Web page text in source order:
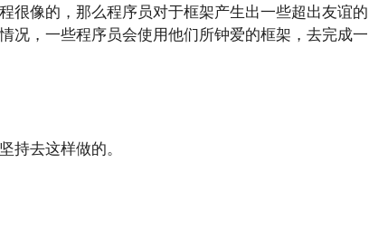
很像的，那么程序员对于框架产生出一些超出友谊的
况，一些程序员会使用他们所钟爱的框架，去完成一
持去这样做的。